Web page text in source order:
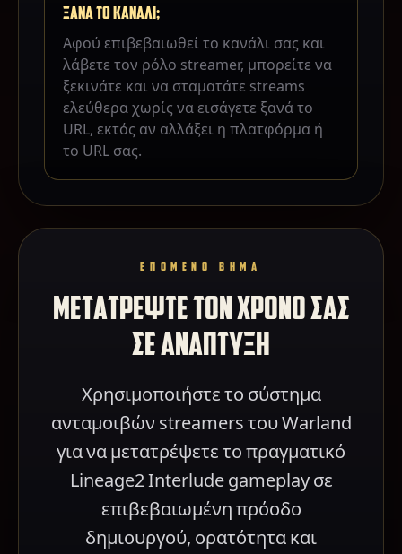
ΞΑΝΑ ΤΟ ΚΑΝΑΛΙ;
Αφού επιβεβαιωθεί το κανάλι σας και
λάβετε τον ρόλο streamer, μπορείτε να
ξεκινάτε και να σταματάτε streams
ελεύθερα χωρίς να εισάγετε ξανά το
URL, εκτός αν αλλάξει η πλατφόρμα ή
το URL σας.
ΕΠΟΜΕΝΟ ΒΗΜΑ
ΜΕΤΑΤΡΕΨΤΕ ΤΟΝ ΧΡΟΝΟ ΣΑΣ
ΣΕ ΑΝΑΠΤΥΞΗ
Χρησιμοποιήστε το σύστημα
ανταμοιβών streamers του Warland
για να μετατρέψετε το πραγματικό
Lineage2 Interlude gameplay σε
επιβεβαιωμένη πρόοδο
δημιουργού, ορατότητα και